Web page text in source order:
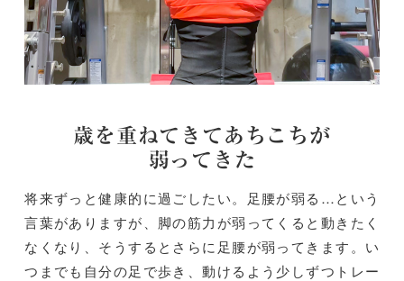
歳を重ねてきてあちこちが
弱ってきた
将来ずっと健康的に過ごしたい。足腰が弱る…という
言葉がありますが、脚の筋力が弱ってくると動きたく
なくなり、そうするとさらに足腰が弱ってきます。い
つまでも自分の足で歩き、動けるよう少しずつトレー